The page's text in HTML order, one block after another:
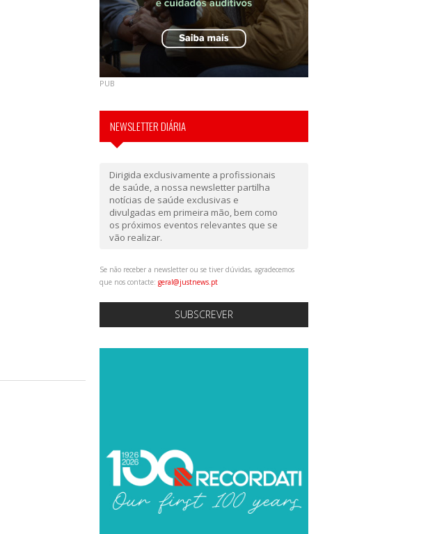
PUB
NEWSLETTER DIÁRIA
Dirigida exclusivamente a profissionais
de saúde, a nossa newsletter partilha
notícias de saúde exclusivas e
divulgadas em primeira mão, bem como
os próximos eventos relevantes que se
vão realizar.
Se não receber a newsletter ou se tiver dúvidas, agradecemos
que nos contacte: geral@justnews.pt
SUBSCREVER